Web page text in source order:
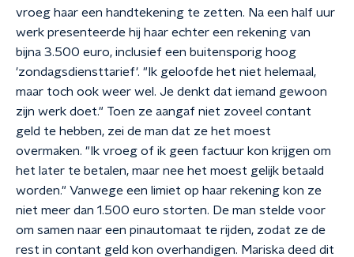
vroeg haar een handtekening te zetten. Na een half uur
werk presenteerde hij haar echter een rekening van
bijna 3.500 euro, inclusief een buitensporig hoog
'zondagsdiensttarief'. "Ik geloofde het niet helemaal,
maar toch ook weer wel. Je denkt dat iemand gewoon
zijn werk doet." Toen ze aangaf niet zoveel contant
geld te hebben, zei de man dat ze het moest
overmaken. "Ik vroeg of ik geen factuur kon krijgen om
het later te betalen, maar nee het moest gelijk betaald
worden." Vanwege een limiet op haar rekening kon ze
niet meer dan 1.500 euro storten. De man stelde voor
om samen naar een pinautomaat te rijden, zodat ze de
rest in contant geld kon overhandigen. Mariska deed dit